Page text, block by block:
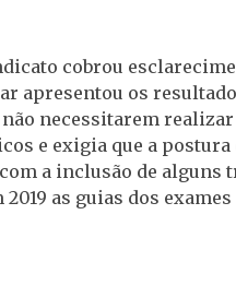
cobrou
apresentou os
necessitarem
e exigia que a postura
a inclusão de
as guias dos